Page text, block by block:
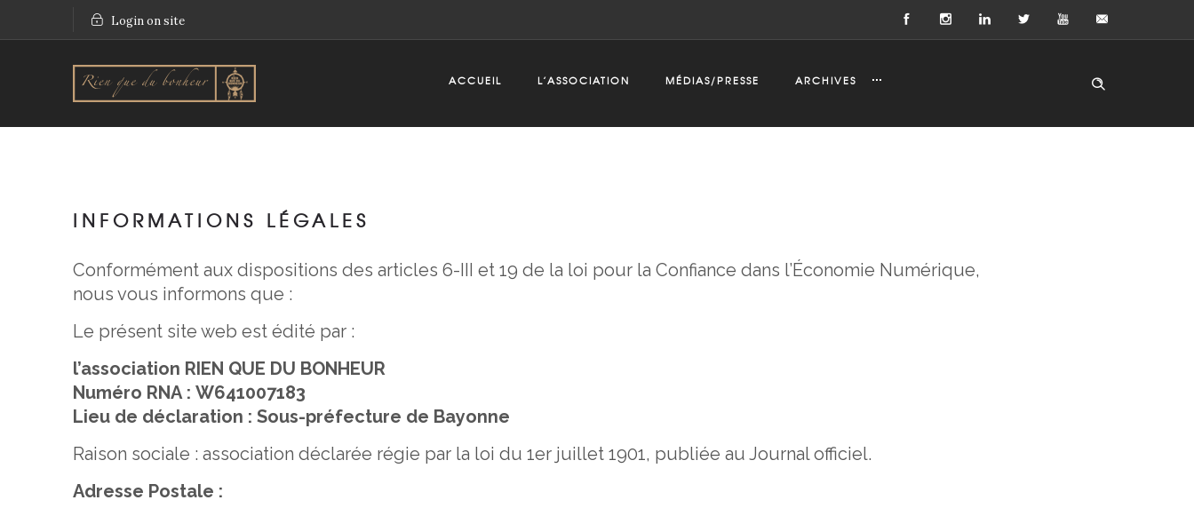
Login on site
ACCUEIL L’ASSOCIATION MÉDIAS/PRESSE ARCHIVES
INFORMATIONS LÉGALES
Conformément aux dispositions des articles 6-III et 19 de la loi pour la Confiance dans l’Économie Numérique,
nous vous informons que :
Le présent site web est édité par :
l’association RIEN QUE DU BONHEUR
Numéro RNA : W641007183
Lieu de déclaration : Sous-préfecture de Bayonne
Raison sociale : association déclarée régie par la loi du 1er juillet 1901, publiée au Journal officiel.
Adresse Postale :